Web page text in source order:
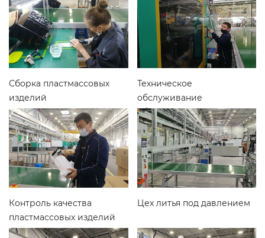
Сборка пластмассовых
изделий
Техническое
обслуживание
оборудования
Контроль качества
пластмассовых изделий
Цех литья под давлением